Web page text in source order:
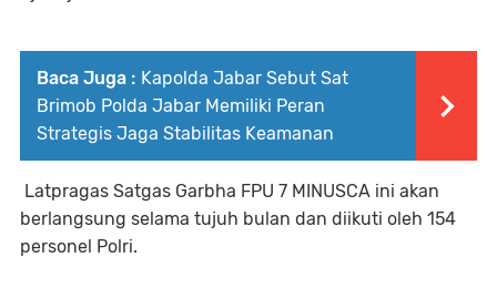
Baca Juga : Kapolda Jabar Sebut Sat
Brimob Polda Jabar Memiliki Peran
Strategis Jaga Stabilitas Keamanan
Latpragas Satgas Garbha FPU 7 MINUSCA ini akan
berlangsung selama tujuh bulan dan diikuti oleh 154
personel Polri.